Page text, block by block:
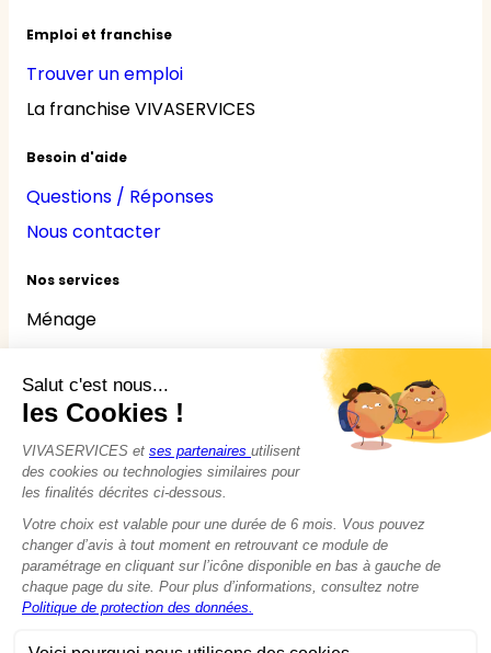
Emploi et franchise
Trouver un emploi
La franchise VIVASERVICES
Besoin d'aide
Questions / Réponses
Nous contacter
Nos services
Ménage
Jardinage
Bricolage
Nounou
Seniors
Handicaps
© 2015 - 2026VIVASERVICES
Modifier vos préférences en matière de cookies